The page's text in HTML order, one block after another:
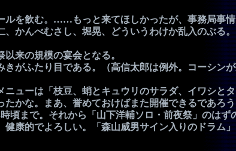
を飲む。……もっと来てほしかったが、事務局事情
かんべむさし、堀晃、どういうわけか乱入のぶる。
来の規模の宴会となる。
がふたり目である。（高信太郎は例外。コーシン
ューは「枝豆、蛸とキュウリのサラダ、イワシと
かな。まあ、誉めておけばまた開催できるであろ
まで。それから「山下洋輔ソロ・前夜祭」のはず
康的でよろしい。「森山威男サイン入りのドラム